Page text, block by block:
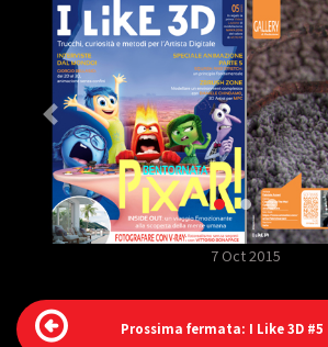
7 Oct 2015
Prossima fermata: I Like 3D #5